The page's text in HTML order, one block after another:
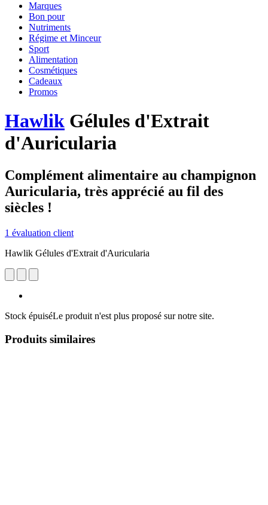
Marques
Bon pour
Nutriments
Régime et Minceur
Sport
Alimentation
Cosmétiques
Cadeaux
Promos
Hawlik Gélules d'Extrait
d'Auricularia
Complément alimentaire au champignon
Auricularia, très apprécié au fil des
siècles !
1 évaluation client
Hawlik Gélules d'Extrait d'Auricularia
Stock épuiséLe produit n'est plus proposé sur notre site.
Produits similaires